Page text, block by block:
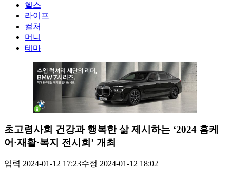
헬스
라이프
컬처
머니
테마
초고령사회 건강과 행복한 삶 제시하는 ‘2024 홈케
어·재활·복지 전시회’ 개최
입력 2024-01-12 17:23수정 2024-01-12 18:02